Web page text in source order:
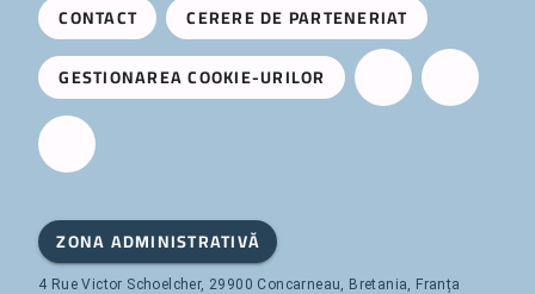
CONTACT
CERERE DE PARTENERIAT
GESTIONAREA COOKIE-URILOR
ZONA ADMINISTRATIVĂ
4 Rue Victor Schoelcher, 29900 Concarneau, Bretania, Franța